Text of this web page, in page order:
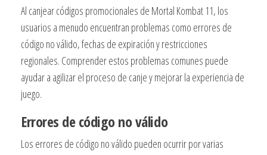
Al canjear códigos promocionales de Mortal Kombat 11, los
usuarios a menudo encuentran problemas como errores de
código no válido, fechas de expiración y restricciones
regionales. Comprender estos problemas comunes puede
ayudar a agilizar el proceso de canje y mejorar la experiencia de
juego.
Errores de código no válido
Los errores de código no válido pueden ocurrir por varias